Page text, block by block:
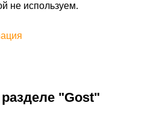
не используем.
"Gost"